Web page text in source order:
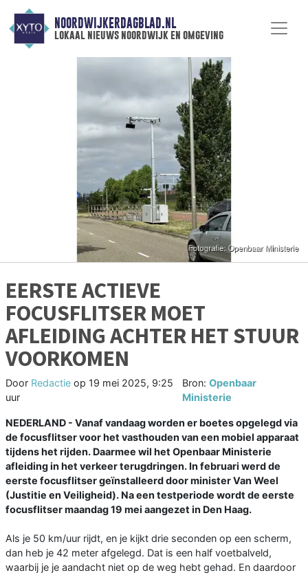
NOORDWIJKERDAGBLAD.NL
lokaal nieuws noordwijk en omgeving
EERSTE ACTIEVE
FOCUSFLITSER MOET
AFLEIDING ACHTER HET STUUR
VOORKOMEN
Door Redactie op 19 mei 2025, 9:25
uur
Bron:Openbaar
Ministerie
NEDERLAND - Vanaf vandaag worden er boetes opgelegd via
de focusflitser voor het vasthouden van een mobiel apparaat
tijdens het rijden. Daarmee wil het Openbaar Ministerie
afleiding in het verkeer terugdringen. In februari werd de
eerste focusflitser geïnstalleerd door minister Van Weel
(Justitie en Veiligheid). Na een testperiode wordt de eerste
focusflitser maandag 19 mei aangezet in Den Haag.
Als je 50 km/uur rijdt, en je kijkt drie seconden op een scherm,
dan heb je 42 meter afgelegd. Dat is een half voetbalveld,
waarbij je je aandacht niet op de weg hebt gehad. En daardoor